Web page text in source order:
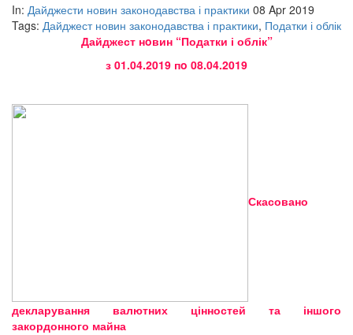
In: Дайджести новин законодавства і практики 08 Apr 2019
Tags: Дайджест новин законодавства і практики, Податки і облік
Дайджест нoвин “Податки і облік”
з 01.04.2019 пo 08.04.2019
Скасовано
декларування валютних цінностей та іншого
закордонного майна